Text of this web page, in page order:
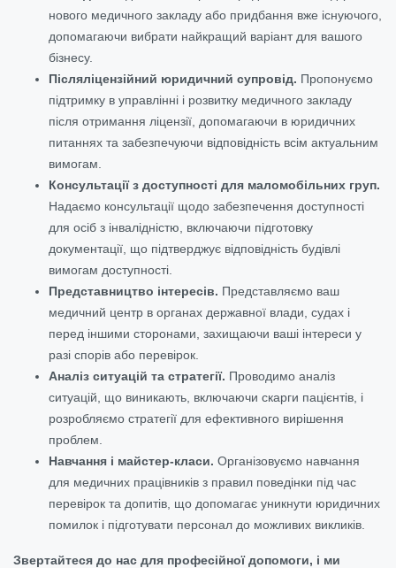
нового медичного закладу або придбання вже існуючого,
допомагаючи вибрати найкращий варіант для вашого
бізнесу.
Післяліцензійний юридичний супровід. Пропонуємо
підтримку в управлінні і розвитку медичного закладу
після отримання ліцензії, допомагаючи в юридичних
питаннях та забезпечуючи відповідність всім актуальним
вимогам.
Консультації з доступності для маломобільних груп.
Надаємо консультації щодо забезпечення доступності
для осіб з інвалідністю, включаючи підготовку
документації, що підтверджує відповідність будівлі
вимогам доступності.
Представництво інтересів. Представляємо ваш
медичний центр в органах державної влади, судах і
перед іншими сторонами, захищаючи ваші інтереси у
разі спорів або перевірок.
Аналіз ситуацій та стратегії. Проводимо аналіз
ситуацій, що виникають, включаючи скарги пацієнтів, і
розробляємо стратегії для ефективного вирішення
проблем.
Навчання і майстер-класи. Організовуємо навчання
для медичних працівників з правил поведінки під час
перевірок та допитів, що допомагає уникнути юридичних
помилок і підготувати персонал до можливих викликів.
Звертайтеся до нас для професійної допомоги, і ми